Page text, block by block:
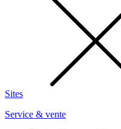
Sites
Service & vente